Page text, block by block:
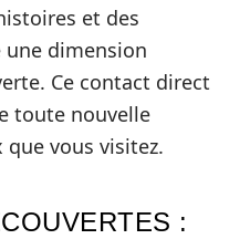
et des
dimension
Ce contact direct
toute nouvelle
vous visitez.
: